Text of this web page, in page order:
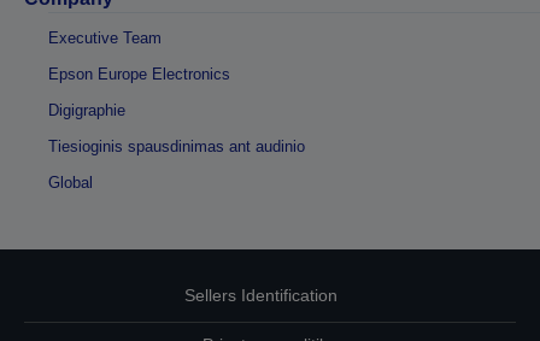
Executive Team
Epson Europe Electronics
Digigraphie
Tiesioginis spausdinimas ant audinio
Global
Sellers Identification